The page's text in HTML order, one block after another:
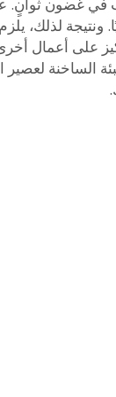
ونتيجة لذلك،
على أعمال
الساخنة لعصير